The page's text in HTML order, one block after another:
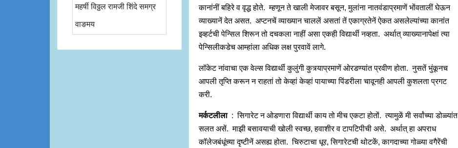
महर्षी विठ्ठल रामजी शिंदे समग्र
वाङमय
कानांनीं बहिरे व वृद्ध होते. म्हणून ते खाली मेजावर बसून, मुलांना नातवंडाप्रमाणें भोंवतालीं घेऊन
व्याख्यानें देत असत. अप्टनचें व्याख्यान चाललें असतां तें एकाग्रतेनें ऐकत असलेल्यांच्या कानांत
इव्हर्टची पेन्सिल शिरून तो दचकला नाहीं असा एकही विद्यार्थी नव्हता. अर्थात् व्याख्यानापेक्षां त्या
पेन्सिलीकडेच आम्हांला अधिक लक्ष पुरवावें लागे.
लॉकेट नांवाचा एक वेल्स विद्यार्थी कुलुंगी कुत्र्याप्रमाणें ओरडण्यांत प्रवीण होता. नुसतें भुंकूनच
आपली तृप्‍ति करून न राहतां तो केव्हां केव्हां पायाच्या पिंडरीला चावूनही आपली कुशलता प्रगट
करी.
मर्कटलीला : सिगारेट न ओडणारा विद्यार्थी काय तो मीच एकटा होतों. त्यामुळें मी सर्वांच्या डोळ्यांत
सलत असें. माझी बसावयाची खोली स्वच्छ, हवाशीर व टापटिपीची असे. अर्थात् हा अपराध
कॉलेजबंधूंच्या दृष्टीनें असह्य होता. चिरुटाचा धूर, सिगारेटची थोटकें, कागदाच्या गोळ्या वगैरेंची